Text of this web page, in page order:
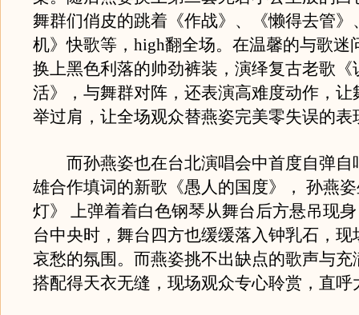
舞群们俏皮的跳着《作战》、《懒得去管》
机》快歌等，high翻全场。在温馨的与歌迷
换上黑色利落的帅劲裤装，演绎复古老歌《
活》，与舞群对阵，还表演高难度动作，让
举过肩，让全场观众替燕姿完美零失误的表
而孙燕姿也在台北演唱会中首度自弹自
雄合作填词的新歌《愚人的国度》， 孙燕
灯》 上弹着着白色钢琴从舞台后方悬吊现
台中央时，舞台四方也缓缓落入钟乳石，现
哀愁的氛围。而燕姿挑不出缺点的歌声与充
搭配得天衣无缝，现场观众专心聆赏，直呼